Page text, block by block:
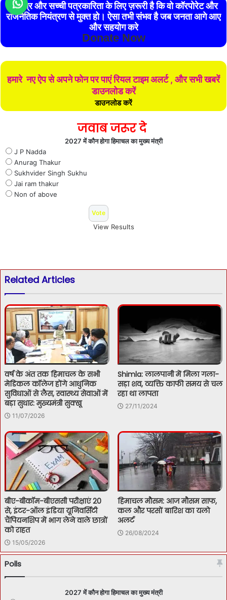
स्वतंत्र और सच्ची पत्रकारिता के लिए ज़रूरी है कि वो कॉरपोरेट और
राजनैतिक नियंत्रण से मुक्त हो। ऐसा तभी संभव है जब जनता आगे आए
और सहयोग करे
Donate Now
हमारे नए ऐप से अपने फोन पर पाएं रियल टाइम अलर्ट , और सभी खबरें
डाउनलोड करें
डाउनलोड करें
जवाब जरूर दे
2027 में कौन होगा हिमाचल का मुख्य मंत्री
J P Nadda
Anurag Thakur
Sukhvider Singh Sukhu
Jai ram thakur
Non of above
View Results
Related Articles
वर्ष के अंत तक हिमाचल के सभी
मेडिकल कॉलेज होंगे आधुनिक
सुविधाओं से लैस, स्वास्थ्य सेवाओं में
बड़ा सुधार: मुख्यमंत्री सुक्खू
11/07/2026
Shimla: लालपानी में मिला गला-
सड़ा शव, व्यक्ति काफी समय से चल
रहा था लापता
27/11/2024
बीए-बीकॉम-बीएससी परीक्षाएं 20
से, इंटर-ऑल इंडिया यूनिवर्सिटी
चैंपियनशिप में भाग लेने वाले छात्रों
को राहत
15/05/2026
हिमाचल मौसम: आज मौसम साफ,
कल और परसों बारिश का यलो
अलर्ट
26/08/2024
Polls
2027 में कौन होगा हिमाचल का मुख्य मंत्री